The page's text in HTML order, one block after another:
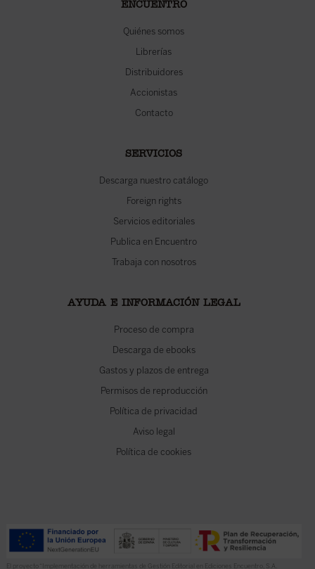
ENCUENTRO
Quiénes somos
Librerías
Distribuidores
Accionistas
Contacto
SERVICIOS
Descarga nuestro catálogo
Foreign rights
Servicios editoriales
Publica en Encuentro
Trabaja con nosotros
AYUDA E INFORMACIÓN LEGAL
Proceso de compra
Descarga de ebooks
Gastos y plazos de entrega
Permisos de reproducción
Política de privacidad
Aviso legal
Política de cookies
El proyecto “Implementación de herramientas de Gestión Editorial en Ediciones Encuentro, S.A.